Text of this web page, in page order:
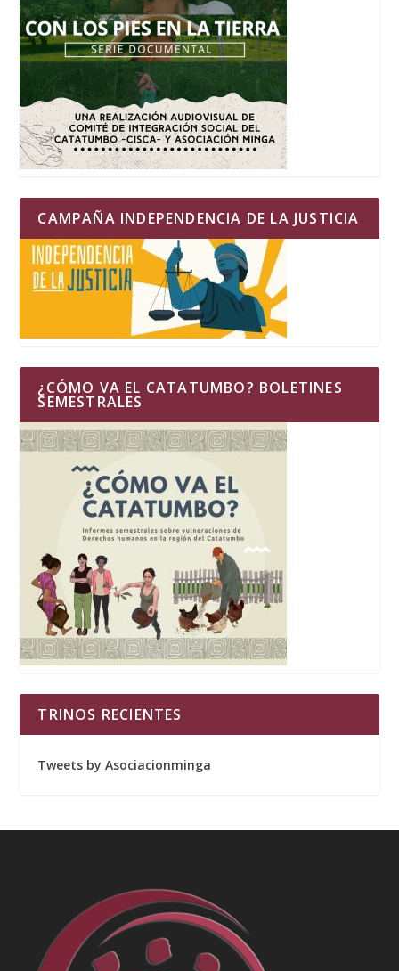
CAMPAÑA INDEPENDENCIA DE LA JUSTICIA
¿CÓMO VA EL CATATUMBO? BOLETINES
SEMESTRALES
TRINOS RECIENTES
Tweets by Asociacionminga